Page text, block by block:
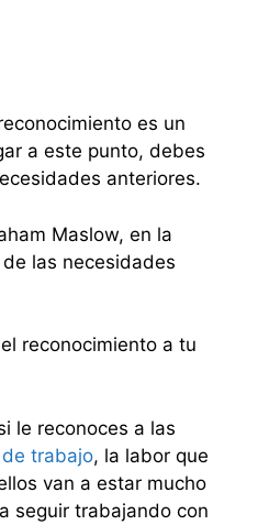
es un
a este punto, debes
anteriores.
Maslow, en la
las necesidades
reconocimiento a tu
le reconoces a las
trabajo, la labor que
van a estar mucho
seguir trabajando con